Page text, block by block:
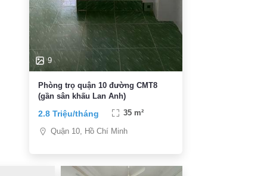
9
Phòng trọ quận 10 đường CMT8
(gần sân khấu Lan Anh)
2.8 Triệu/tháng 35 m²
Quận 10, Hồ Chí Minh